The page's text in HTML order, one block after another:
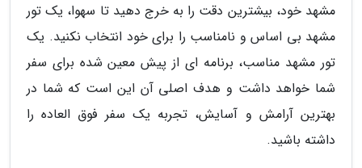
مشهد خود، بیشترین دقت را به خرج دهید تا سهوا، یک تور
مشهد بی اساس و نامناسب را برای خود انتخاب نکنید. یک
تور مشهد مناسب، برنامه ای از پیش معین شده برای سفر
شما خواهد داشت و هدف اصلی آن این است که شما در
بهترین آرامش و آسایش، تجربه یک سفر فوق العاده را
داشته باشید.